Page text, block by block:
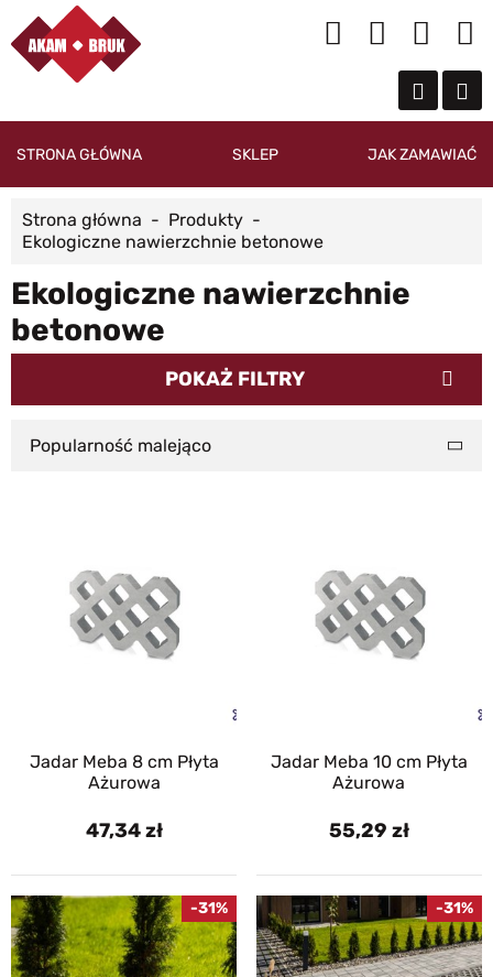
STRONA GŁÓWNA SKLEP JAK ZAMAWIAĆ
Strona główna
Produkty
Ekologiczne nawierzchnie betonowe
Ekologiczne nawierzchnie
betonowe
POKAŻ FILTRY
Popularność malejąco
Jadar Meba 8 cm Płyta
Ażurowa
47,34
Jadar Meba 10 cm Płyta
Ażurowa
55,29
-31% -31%